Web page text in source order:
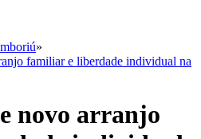
»
familiar e liberdade individual na
novo arranjo